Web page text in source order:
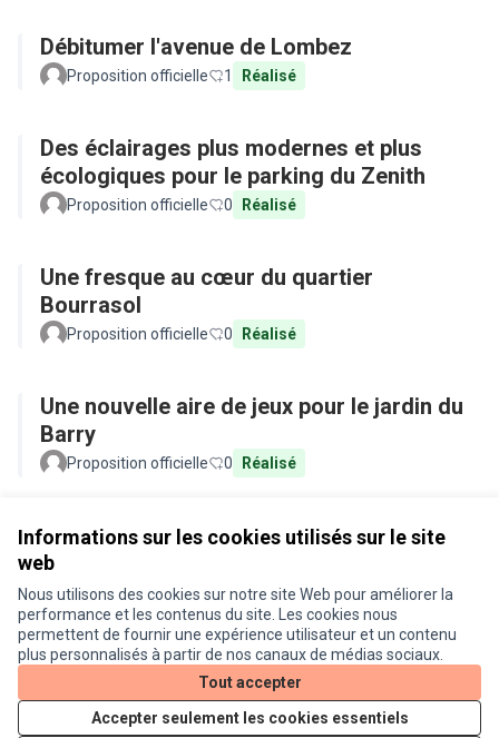
Informations sur les cookies utilisés sur le site
web
Nous utilisons des cookies sur notre site Web pour améliorer la
performance et les contenus du site. Les cookies nous
permettent de fournir une expérience utilisateur et un contenu
plus personnalisés à partir de nos canaux de médias sociaux.
Tout accepter
Accepter seulement les cookies essentiels
Débitumer l'avenue de Lombez
Proposition officielle 1 Réalisé
Des éclairages plus modernes et plus
écologiques pour le parking du Zenith
Proposition officielle 0 Réalisé
Une fresque au cœur du quartier
Bourrasol
Proposition officielle 0 Réalisé
Une nouvelle aire de jeux pour le jardin du
Barry
Proposition officielle 0 Réalisé
Conditions d'utilisation
Paramètres des cookies
Je participe ! sur X
(Lien externe)
Je participe ! sur Facebook
Je participe ! sur Instagram